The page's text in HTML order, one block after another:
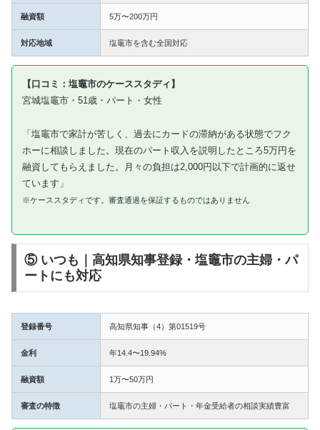
融資額 5万〜200万円
対応地域 塩竈市を含む全国対応
【口コミ：塩竈市のケーススタディ】
宮城塩竈市・51歳・パート・女性
「塩竈市で家計が苦しく、過去にカードの滞納がある状態でフク
ホーに相談しました。現在のパート収入を説明したところ5万円を
融資してもらえました。月々の負担は2,000円以下で計画的に返せ
ています」
※ケーススタディです。審査通過を保証するものではありません
⑤ いつも｜高知県知事登録・塩竈市の主婦・パ
ートにも対応
登録番号 高知県知事（4）第01519号
金利 年14.4〜19.94%
融資額 1万〜50万円
審査の特徴 塩竈市の主婦・パート・年金受給者の相談実績豊富